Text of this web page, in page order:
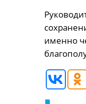
именно